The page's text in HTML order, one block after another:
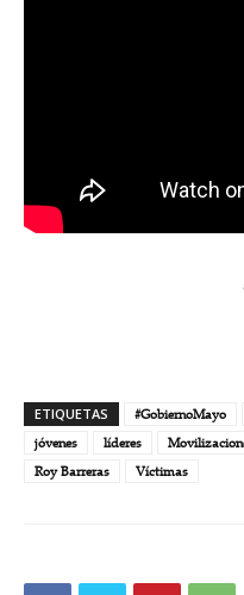
ETIQUETAS #GobiernoMayo
jóvenes
líderes
Roy Barreras
Víctimas